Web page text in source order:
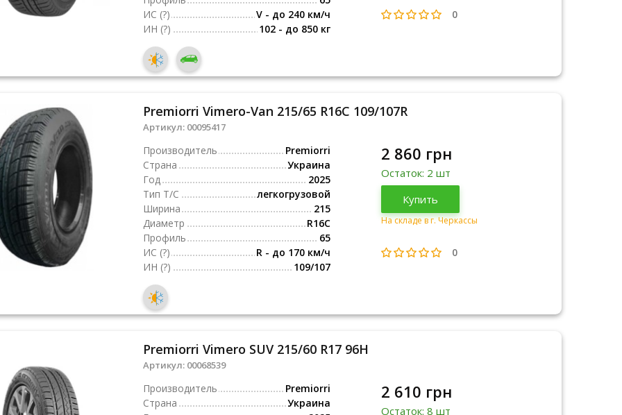
ИС (?)
V - до 240 км/ч
ИН (?) 102 - до 850 кг
0
Premiorri Vimero-Van 215/65 R16C 109/107R
Артикул: 00095417
Производитель
Premiorri
Страна
Украина
Год
2025
Тип Т/С
легкогрузовой
Ширина
215
Диаметр
R16C
Профиль
65
ИС (?)
R - до 170 км/ч
ИН (?) 109/107
Украина
2025
2 860 грн
Остаток: 2 шт
Купить
На складе в г. Черкассы
0
Premiorri Vimero SUV 215/60 R17 96H
Артикул: 00068539
Производитель
Premiorri
Страна
Украина
2 610 грн
Остаток: 8 шт